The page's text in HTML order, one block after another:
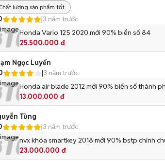
lượng sản phẩm tốt
|3 năm trước
Honda Vario 125 2020 mới 90% biển số 84
25.500.000 đ
Ngọc Luyến
|3 năm trước
Honda air blade 2012 mới 90% biển số thành
13.000.000 đ
Tùng
|3 năm trước
nvx khóa smartkey 2018 mới 90% bstp chính
23.000.000 đ